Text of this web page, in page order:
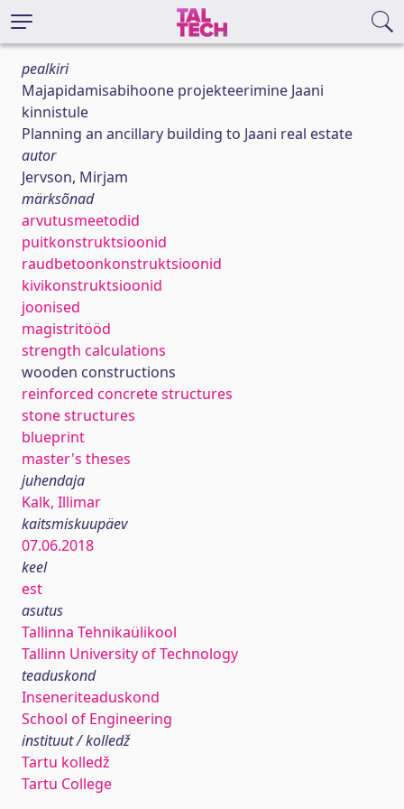
pealkiri
Majapidamisabihoone projekteerimine Jaani
kinnistule
Planning an ancillary building to Jaani real estate
autor
Jervson, Mirjam
märksõnad
arvutusmeetodid
puitkonstruktsioonid
raudbetoonkonstruktsioonid
kivikonstruktsioonid
joonised
magistritööd
strength calculations
wooden constructions
reinforced concrete structures
stone structures
blueprint
master's theses
juhendaja
Kalk, Illimar
kaitsmiskuupäev
07.06.2018
keel
est
asutus
Tallinna Tehnikaülikool
Tallinn University of Technology
teaduskond
Inseneriteaduskond
School of Engineering
instituut / kolledž
Tartu kolledž
Tartu College